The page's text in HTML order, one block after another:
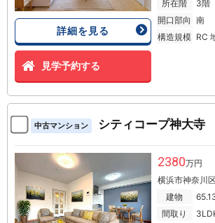
詳細を見る
見学予約する
所在階
3階
開口部向 南
構造規模 RC
中古マンション シティコープ神大寺
2380万円
横浜市神奈川
建物
間取り